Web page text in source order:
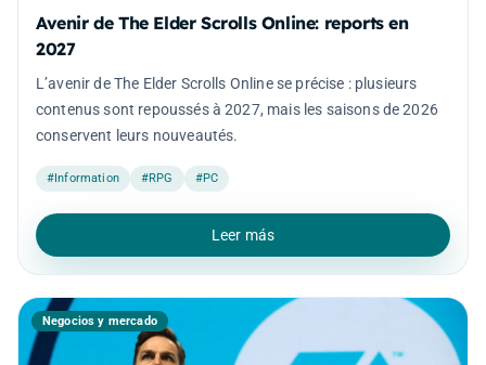
Avenir de The Elder Scrolls Online: reports en
2027
L’avenir de The Elder Scrolls Online se précise : plusieurs
contenus sont repoussés à 2027, mais les saisons de 2026
conservent leurs nouveautés.
#Information #RPG #PC
Leer más
Negocios y mercado